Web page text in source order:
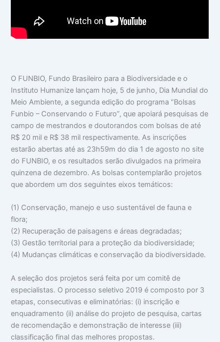
O FUNBIO, Fundo Brasileiro para a Biodiversidade e o
Instituto Humanize lançam hoje, 5 de junho, Dia Mundial do
Meio Ambiente, a segunda edição do programa “Bolsas
Funbio – Conservando o Futuro”, que apoiará pesquisas de
campo de mestrandos e doutorandos com bolsas de até
R$ 20 mil e R$ 38 mil respectivamente. As inscrições
estarão abertas até as 23h59m do dia 1 de agosto no site
do FUNBIO, e os resultados serão divulgados na primeira
quinzena de dezembro. As bolsas contemplarão projetos
que abordem um dos seguintes eixos temáticos:
(1) Conservação, manejo e uso sustentável de fauna e
flora;
(2) Recuperação de paisagens e áreas degradadas;
(3) Gestão territorial para a proteção da biodiversidade;
(4) Mudanças climáticas e conservação da biodiversidade.
A seleção dos projetos será feita por um comitê de
especialistas. O processo seletivo 2019 é composto por 3
etapas, consecutivas e eliminatórias: (i) inscrição e
enquadramento (ii) análise do projeto de pesquisa, cartas
de recomendação e demonstração de interesse (iii)
classificação final das melhores propostas.